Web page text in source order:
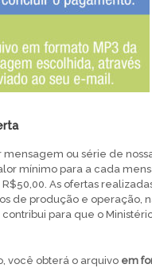
ou série de
mínimo para a cada
As ofertas
de produção e operação,
para que o
você obterá o arquivo em